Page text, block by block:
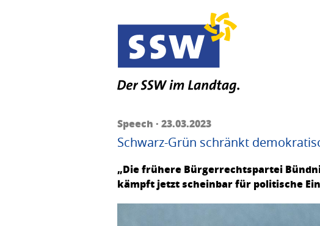
Speech · 23.03.2023
Schwarz-Grün schränkt
„Die frühere Bürgerrechtspartei
kämpft jetzt scheinbar für politische